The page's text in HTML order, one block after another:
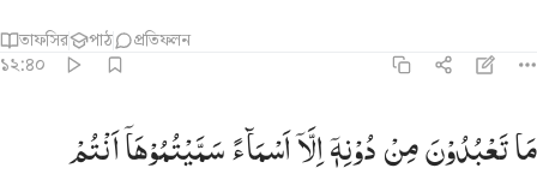
তাফসির পাঠ প্রতিফলন
১২:৪০
ما تعبدون من دونه الا اسماء سميتموها انتم واباوكم ما انزل الله بها من
مَا تَعْبُدُونَ مِن دُونِهِۦٓ إِلَّآ أَسْمَآءًۭ سَمَّيْتُمُوهَآ أَنتُمْ وَءَابَآؤُكُم مَّآ أَنزَلَ ٱللَّهُ
مَاتَعْبُدُوْنَمِنْدُوْنِهٖۤاِلَّاۤاَسْمَآءًسَمَّیْتُمُوْهَاۤاَنْتُمْ